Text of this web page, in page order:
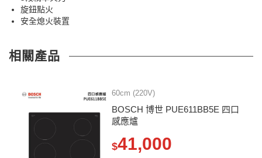
旋鈕點火
安全熄火裝置
相關產品
60cm (220V)
BOSCH 博世 PUE611BB5E 四口
感應爐
$41,000